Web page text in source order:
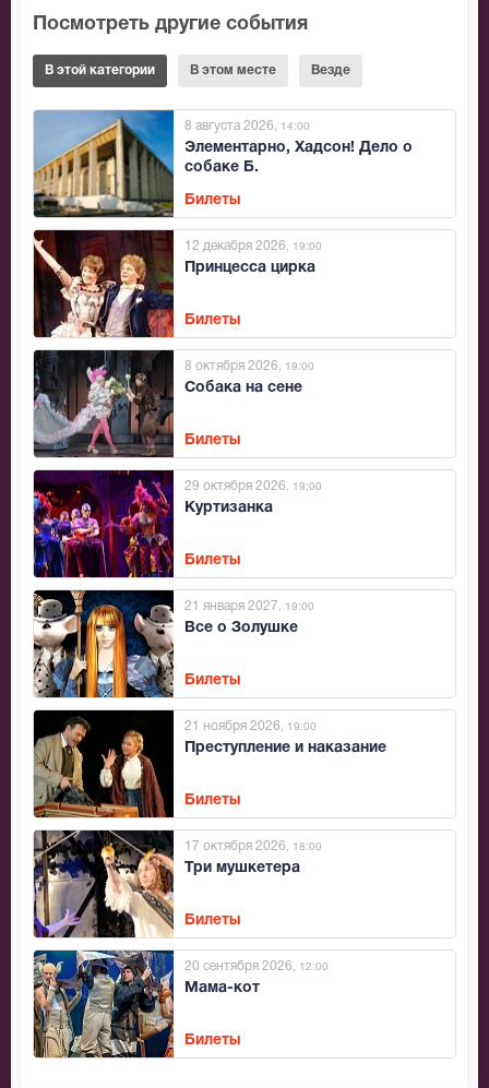
Посмотреть другие события
В этой категории В этом месте Везде
Элементарно, Хадсон! Дело о
собаке Б.
8 августа 2026 , 14:00
Билеты
Принцесса цирка
12 декабря 2026 , 19:00
Билеты
Собака на сене
8 октября 2026 , 19:00
Билеты
Куртизанка
29 октября 2026 , 19:00
Билеты
Все о Золушке
21 января 2027 , 19:00
Билеты
Преступление и наказание
21 ноября 2026 , 19:00
Билеты
Три мушкетера
17 октября 2026 , 18:00
Билеты
Мама-кот
20 сентября 2026 , 12:00
Билеты